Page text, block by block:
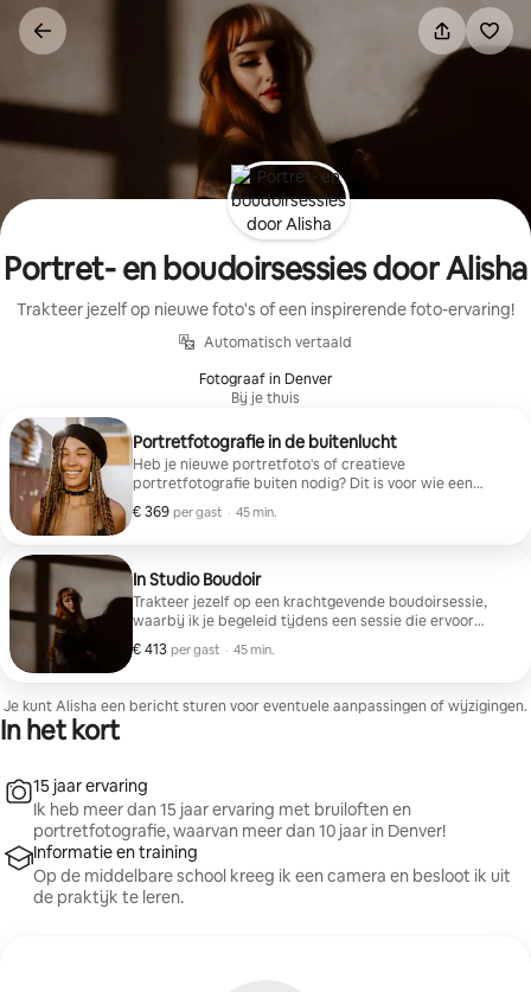
direct
naar
Portret- en boudoirsessies door Alisha
Trakteer jezelf op nieuwe foto's of een inspirerende foto-ervaring!
Automatisch vertaald
Fotograaf in Denver
Bij je thuis
Portretfotografie in de buitenlucht
Heb je nieuwe portretfoto's of creatieve
portretfotografie buiten nodig? Dit is voor wie een
frisse look en professionele begeleiding wil, met foto's
van hoge kwaliteit. Jouw visie of mijn visie!
€ 369 per gast
€ 369 per gast
, · 45 min.
In Studio Boudoir
Trakteer jezelf op een krachtgevende boudoirsessie,
waarbij ik je begeleid tijdens een sessie die ervoor
zorgt dat je je zelfverzekerd voelt in je vel.
€ 413 per gast
€ 413 per gast
, · 45 min.
Je kunt Alisha een bericht sturen voor eventuele aanpassingen of wijzigingen.
In het kort
15 jaar ervaring
Ik heb meer dan 15 jaar ervaring met bruiloften en
portretfotografie, waarvan meer dan 10 jaar in Denver!
Informatie en training
Op de middelbare school kreeg ik een camera en besloot ik uit
de praktijk te leren.